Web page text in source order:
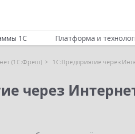
1С Платформа и
(1С:Фреш) 1С:Предприятие через
через